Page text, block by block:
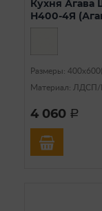
Кухня
Н400-4Я
Размеры:
Материал:
4 060 a